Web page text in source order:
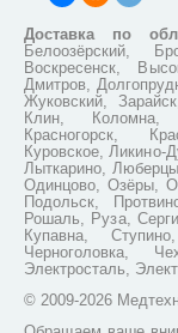
Доставка по
Белоозёрский,
Воскресенск,
Дмитров,
Жуковский,
Клин, Коломна,
Красногорск,
Куровское, Ликино-
Лыткарино,
Одинцово, Озёры,
Подольск,
Рошаль, Руза,
Купавна,
Черноголовка,
Электросталь,
© 2009-2026